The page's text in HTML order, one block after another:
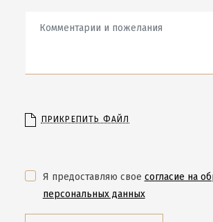
ПРИКРЕПИТЬ ФАЙЛ
Я предоставляю свое согласие на
персональных данных